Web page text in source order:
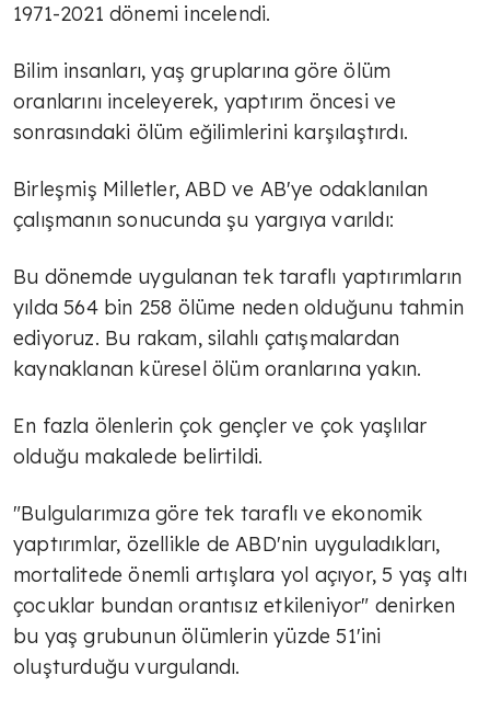
1971-2021 dönemi incelendi.
Bilim insanları, yaş gruplarına göre ölüm
oranlarını inceleyerek, yaptırım öncesi ve
sonrasındaki ölüm eğilimlerini karşılaştırdı.
Birleşmiş Milletler, ABD ve AB'ye odaklanılan
çalışmanın sonucunda şu yargıya varıldı:
Bu dönemde uygulanan tek taraflı yaptırımların
yılda 564 bin 258 ölüme neden olduğunu tahmin
ediyoruz. Bu rakam, silahlı çatışmalardan
kaynaklanan küresel ölüm oranlarına yakın.
En fazla ölenlerin çok gençler ve çok yaşlılar
olduğu makalede belirtildi.
"Bulgularımıza göre tek taraflı ve ekonomik
yaptırımlar, özellikle de ABD'nin uyguladıkları,
mortalitede önemli artışlara yol açıyor, 5 yaş altı
çocuklar bundan orantısız etkileniyor" denirken
bu yaş grubunun ölümlerin yüzde 51'ini
oluşturduğu vurgulandı.